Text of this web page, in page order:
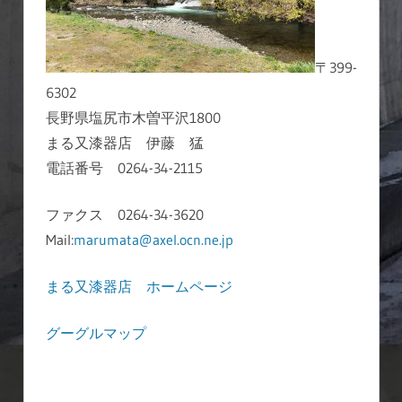
〒399-
6302
長野県塩尻市木曽平沢1800
まる又漆器店 伊藤 猛
電話番号 0264-34-2115
ファクス 0264-34-3620
Mail:marumata@axel.ocn.ne.jp
まる又漆器店 ホームページ
グーグルマップ